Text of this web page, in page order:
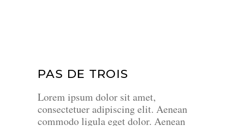
PAS DE TROIS
Lorem ipsum dolor sit amet,
consectetuer adipiscing elit. Aenean
commodo ligula eget dolor. Aenean